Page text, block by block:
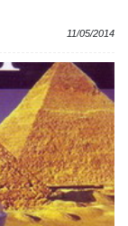
11/05/2014